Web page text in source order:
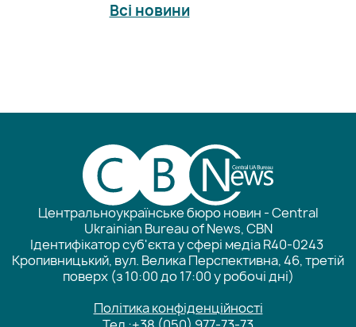
Всі новини
Центральноукраїнське бюро новин - Central
Ukrainian Bureau of News, CBN
Ідентифікатор суб'єкта у сфері медіа R40-0243
Кропивницький, вул. Велика Перспективна, 46, третій
поверх (з 10:00 до 17:00 у робочі дні)
Політика конфіденційності